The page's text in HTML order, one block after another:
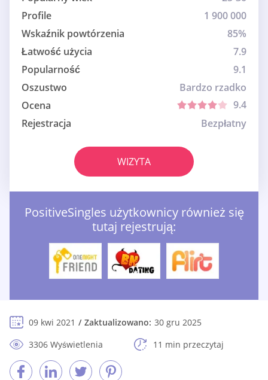
Profile
1 900 000
Wskaźnik powtórzenia
85%
Łatwość użycia
7.9
Popularność
9.1
Oszustwo
Bardzo rzadko
Ocena
9.4
Rejestracja
Bezpłatny
WIZYTA
PositiveSingles użytkownicy również się
tutaj rejestrują:
09 kwi 2021 Zaktualizowano: 30 gru 2025
3306 Wyświetlenia
11 min przeczytaj